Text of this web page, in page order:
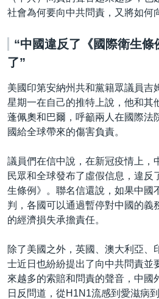
社會為何要向中共問責，又將如何
“中國違反了《國際衛生條
了”
美國印第安納州共和黨籍眾議員吉
星期一在自己的推特上說，他和其
蓬佩奧和巴爾，呼籲兩人在國際法
國給全球帶來的傷害負責。
議員們在信中說，在新冠疫情上，
民眾和全球發布了虛假信息，違反
生條例》。聯名信還說，如果中國
判，各國可以通過暫停對中國的義
的經濟損失承擔責任。
除了美國之外，英國、澳大利亞、
士近日也紛紛提出了向中共問責並
來越多的索賠和問責的聲音，中國
日反問道，從H1N1流感到愛滋病